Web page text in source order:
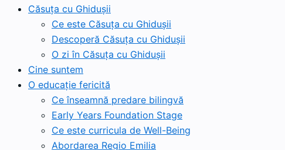
Căsuța cu Ghidușii
Ce este Căsuța cu Ghidușii
Descoperă Căsuța cu Ghidușii
O zi în Căsuța cu Ghidușii
Cine suntem
O educație fericită
Ce înseamnă predare bilingvă
Early Years Foundation Stage
Ce este curricula de Well-Being
Abordarea Regio Emilia